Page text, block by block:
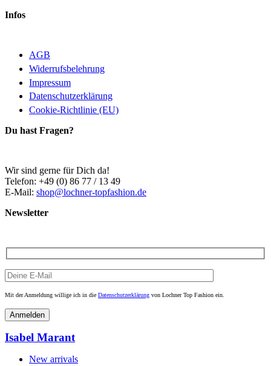
Infos
AGB
Widerrufsbelehrung
Impressum
Datenschutzerklärung
Cookie-Richtlinie (EU)
Du hast Fragen?
Wir sind gerne für Dich da!
Telefon: +49 (0) 86 77 / 13 49
E-Mail: shop@lochner-topfashion.de
Newsletter
Mit der Anmeldung willige ich in die Datenschutzerklärung von Lochner Top Fashion ein.
Isabel Marant
New arrivals